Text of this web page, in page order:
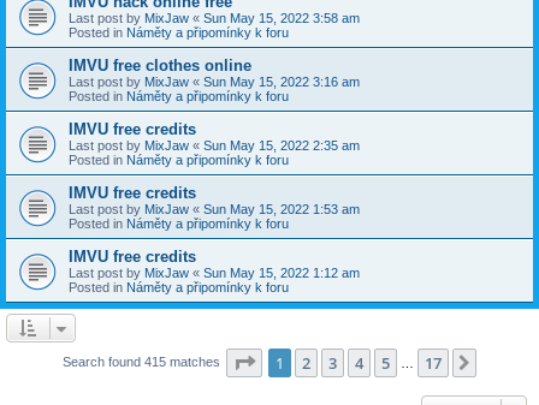
Last post by MixJaw « Sun May 15, 2022 3:58 am
Posted in Náměty a připomínky k foru
IMVU free clothes online
Last post by MixJaw « Sun May 15, 2022 3:16 am
Posted in Náměty a připomínky k foru
IMVU free credits
Last post by MixJaw « Sun May 15, 2022 2:35 am
Posted in Náměty a připomínky k foru
IMVU free credits
Last post by MixJaw « Sun May 15, 2022 1:53 am
Posted in Náměty a připomínky k foru
IMVU free credits
Last post by MixJaw « Sun May 15, 2022 1:12 am
Posted in Náměty a připomínky k foru
Search found 415 matches Page 1of 17
1 2 3 4 5 17